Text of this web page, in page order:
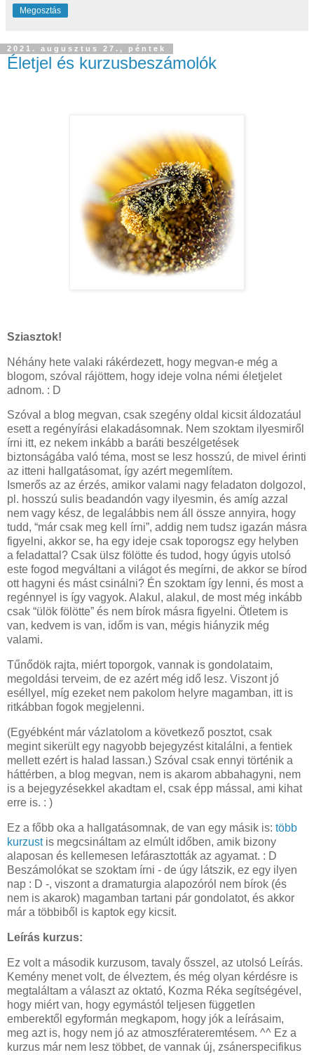
Megosztás
2021. augusztus 27., péntek
Életjel és kurzusbeszámolók
Sziasztok!
Néhány hete valaki rákérdezett, hogy megvan-e még a
blogom, szóval rájöttem, hogy ideje volna némi életjelet
adnom. : D
Szóval a blog megvan, csak szegény oldal kicsit áldozatául
esett a regényírási elakadásomnak. Nem szoktam ilyesmiről
írni itt, ez nekem inkább a baráti beszélgetések
biztonságába való téma, most se lesz hosszú, de mivel érinti
az itteni hallgatásomat, így azért megemlítem.
Ismerős az az érzés, amikor valami nagy feladaton dolgozol,
pl. hosszú sulis beadandón vagy ilyesmin, és amíg azzal
nem vagy kész, de legalábbis nem áll össze annyira, hogy
tudd, “már csak meg kell írni”, addig nem tudsz igazán másra
figyelni, akkor se, ha egy ideje csak toporogsz egy helyben
a feladattal? Csak ülsz fölötte és tudod, hogy úgyis utolsó
este fogod megváltani a világot és megírni, de akkor se bírod
ott hagyni és mást csinálni? Én szoktam így lenni, és most a
regénnyel is így vagyok. Alakul, alakul, de most még inkább
csak “ülök fölötte” és nem bírok másra figyelni. Ötletem is
van, kedvem is van, időm is van, mégis hiányzik még
valami.
Tűnődök rajta, miért toporgok, vannak is gondolataim,
megoldási terveim, de ez azért még idő lesz. Viszont jó
eséllyel, míg ezeket nem pakolom helyre magamban, itt is
ritkábban fogok megjelenni.
(Egyébként már vázlatolom a következő posztot, csak
megint sikerült egy nagyobb bejegyzést kitalálni, a fentiek
mellett ezért is halad lassan.) Szóval csak ennyi történik a
háttérben, a blog megvan, nem is akarom abbahagyni, nem
is a bejegyzésekkel akadtam el, csak épp mással, ami kihat
erre is. : )
Ez a főbb oka a hallgatásomnak, de van egy másik is: több
kurzustis megcsináltam az elmúlt időben, amik bizony
alaposan és kellemesen lefárasztották az agyamat. : D
Beszámolókat se szoktam írni - de úgy látszik, ez egy ilyen
nap : D -, viszont a dramaturgia alapozóról nem bírok (és
nem is akarok) magamban tartani pár gondolatot, és akkor
már a többiből is kaptok egy kicsit.
Leírás kurzus:
Ez volt a második kurzusom, tavaly ősszel, az utolsó Leírás.
Kemény menet volt, de élveztem, és még olyan kérdésre is
megtaláltam a választ az oktató, Kozma Réka segítségével,
hogy miért van, hogy egymástól teljesen független
emberektől egyformán megkapom, hogy jók a leírásaim,
meg azt is, hogy nem jó az atmoszférateremtésem. ^^ Ez a
kurzus már nem lesz többet, de vannak új, zsánerspecifikus